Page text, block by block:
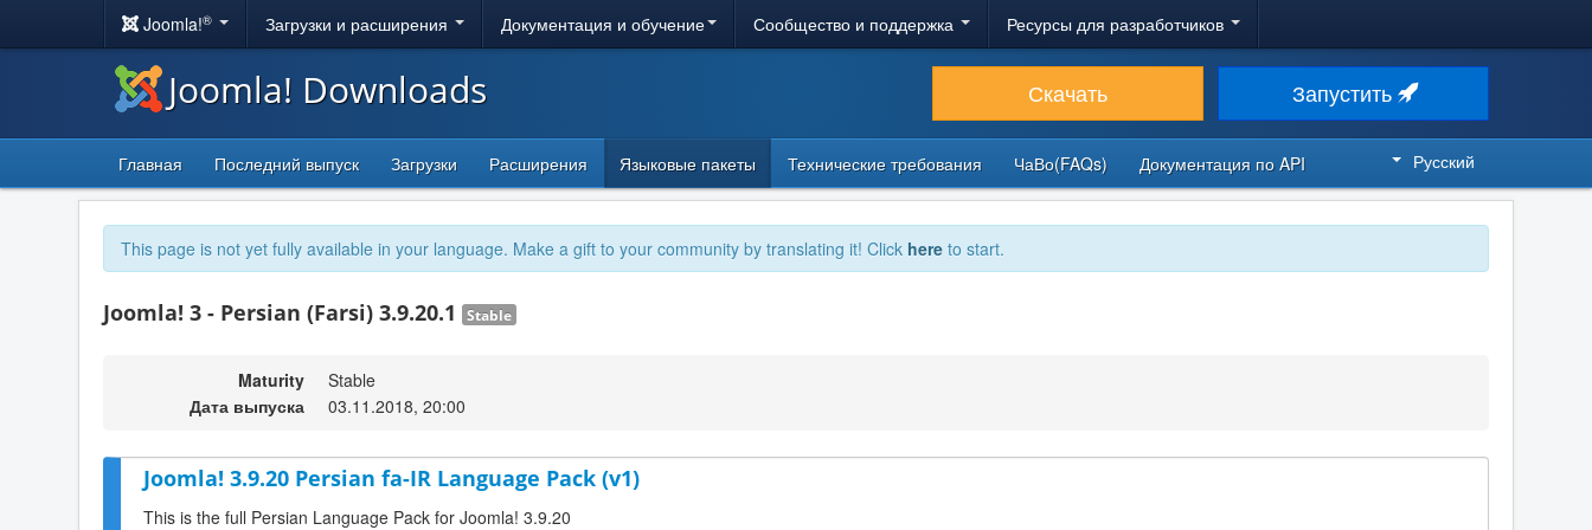
Joomla!® Загрузки и расширения Документация и обучение Сообщество и поддержка Ресурсы для разработчиков
Joomla! Downloads Скачать Запустить
Главная Последний выпуск Загрузки Расширения Языковые пакеты Технические требования ЧаВо(FAQs) Документация по API Русский
This page is not yet fully available in your language. Make a gift to your community by translating it! Click here to start.
Joomla! 3 - Persian (Farsi) 3.9.20.1 Stable
Maturity
Stable
Дата выпуска
03.11.2018, 20:00
Joomla! 3.9.20 Persian fa-IR Language Pack (v1)
This is the full Persian Language Pack for Joomla! 3.9.20